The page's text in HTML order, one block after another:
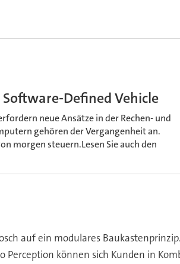
Defined Vehicle
neue Ansätze in der Rechen- und
gehören der Vergangenheit an.
morgen steuern.Lesen Sie auch den
auf ein modulares
können sich Kunden in